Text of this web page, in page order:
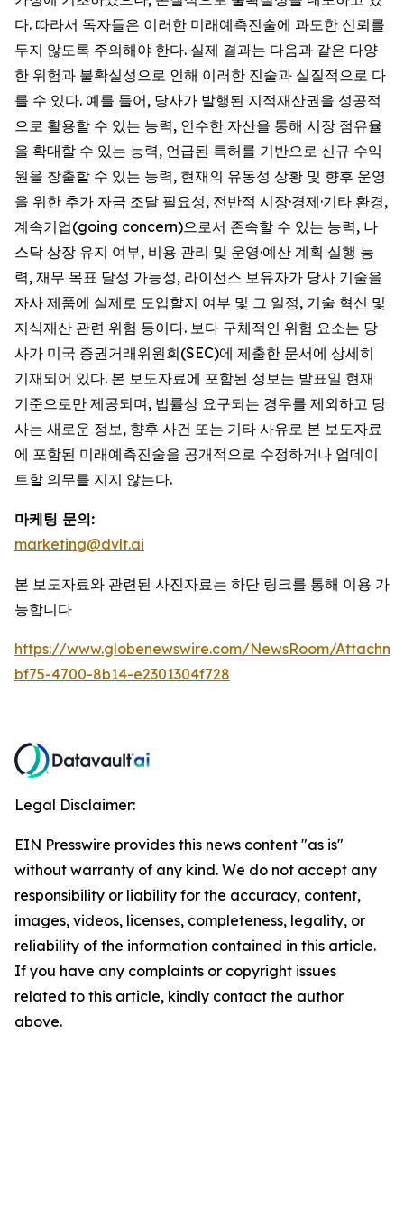
다. 따라서 독자들은 이러한 미래예측진술에 과도한 신뢰를
두지 않도록 주의해야 한다. 실제 결과는 다음과 같은 다양
한 위험과 불확실성으로 인해 이러한 진술과 실질적으로 다
를 수 있다. 예를 들어, 당사가 발행된 지적재산권을 성공적
으로 활용할 수 있는 능력, 인수한 자산을 통해 시장 점유율
을 확대할 수 있는 능력, 언급된 특허를 기반으로 신규 수익
원을 창출할 수 있는 능력, 현재의 유동성 상황 및 향후 운영
을 위한 추가 자금 조달 필요성, 전반적 시장·경제·기타 환경,
계속기업(going concern)으로서 존속할 수 있는 능력, 나
스닥 상장 유지 여부, 비용 관리 및 운영·예산 계획 실행 능
력, 재무 목표 달성 가능성, 라이선스 보유자가 당사 기술을
자사 제품에 실제로 도입할지 여부 및 그 일정, 기술 혁신 및
지식재산 관련 위험 등이다. 보다 구체적인 위험 요소는 당
사가 미국 증권거래위원회(SEC)에 제출한 문서에 상세히
기재되어 있다. 본 보도자료에 포함된 정보는 발표일 현재
기준으로만 제공되며, 법률상 요구되는 경우를 제외하고 당
사는 새로운 정보, 향후 사건 또는 기타 사유로 본 보도자료
에 포함된 미래예측진술을 공개적으로 수정하거나 업데이
트할 의무를 지지 않는다.
마케팅 문의:
marketing@dvlt.ai
본 보도자료와 관련된 사진자료는 하단 링크를 통해 이용 가
능합니다
https://www.globenewswire.com/NewsRoom/
bf75-4700-8b14-e2301304f728
Legal Disclaimer:
EIN Presswire provides this news content "as is"
without warranty of any kind. We do not accept any
responsibility or liability for the accuracy, content,
images, videos, licenses, completeness, legality, or
reliability of the information contained in this article.
If you have any complaints or copyright issues
related to this article, kindly contact the author
above.